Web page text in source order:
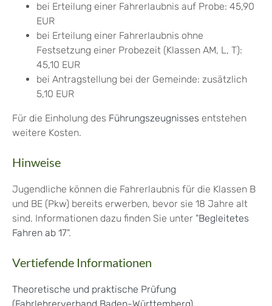
bei Erteilung einer Fahrerlaubnis auf Probe: 45,90
EUR
bei Erteilung einer Fahrerlaubnis ohne
Festsetzung einer Probezeit (Klassen AM, L, T):
45,10 EUR
bei Antragstellung bei der Gemeinde: zusätzlich
5,10 EUR
Für die Einholung des Führungszeugnisses entstehen
weitere Kosten.
Hinweise
Jugendliche können die Fahrerlaubnis für die Klassen B
und BE (Pkw) bereits erwerben, bevor sie 18 Jahre alt
sind. Informationen dazu finden Sie unter "Begleitetes
Fahren ab 17".
Vertiefende Informationen
Theoretische und praktische Prüfung